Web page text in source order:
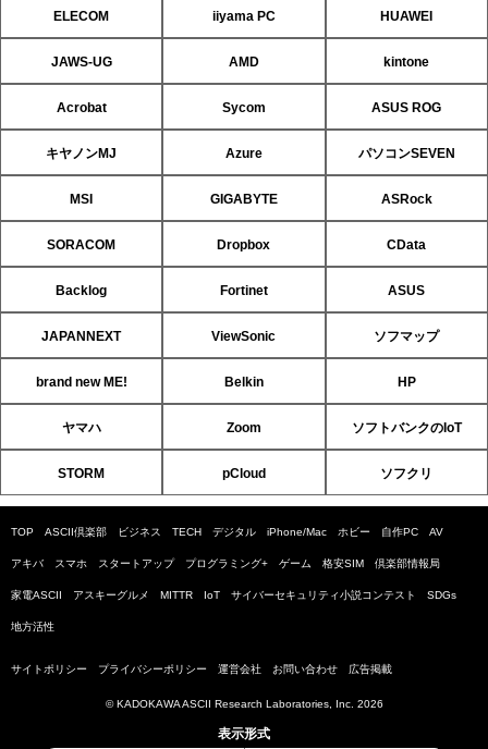
ELECOM iiyama PC HUAWEI
JAWS-UG AMD kintone
Acrobat Sycom ASUS ROG
キヤノンMJ Azure パソコンSEVEN
MSI GIGABYTE ASRock
SORACOM Dropbox CData
Backlog Fortinet ASUS
JAPANNEXT ViewSonic ソフマップ
brand new ME! Belkin HP
ヤマハ Zoom ソフトバンクのIoT
STORM pCloud ソフクリ
TOP ASCII倶楽部 ビジネス TECH デジタル iPhone/Mac ホビー 自作PC AV
アキバ スマホ スタートアップ プログラミング+ ゲーム 格安SIM 倶楽部情報局
家電ASCII アスキーグルメ MITTR IoT サイバーセキュリティ小説コンテスト SDGs
地方活性
サイトポリシー プライバシーポリシー 運営会社 お問い合わせ 広告掲載
© KADOKAWA ASCII Research Laboratories, Inc. 2026
表示形式